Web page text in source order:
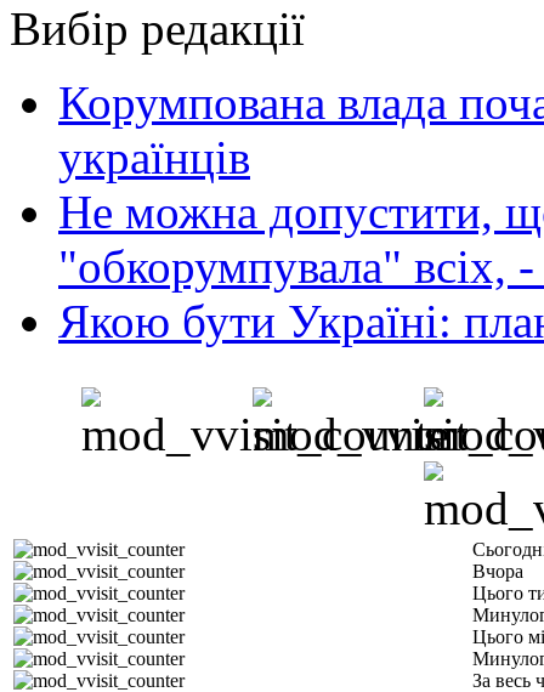
Вибір редакції
Корумпована влада
українців
Не можна допустити,
"обкорумпувала" всіх,
Якою бути Україні:
Вчора
Цього
Цього
За весь